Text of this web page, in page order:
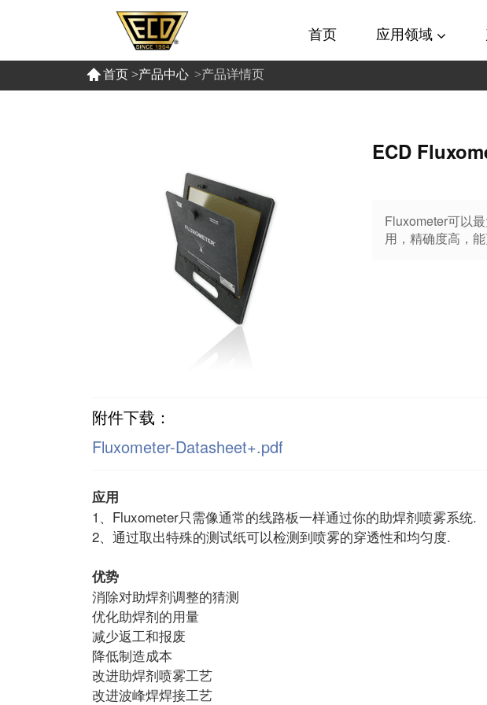
首页 应用领域
首页 >产品中心 >产品详情页
ECD
Fluxometer可以
用，精确度高，
附件下载：
Fluxometer-Datasheet+.pdf
应用
1、Fluxometer只需像通常的线路板一样通过你的助焊剂喷雾系统.
2、通过取出特殊的测试纸可以检测到喷雾的穿透性和均匀度.
优势
消除对助焊剂调整的猜测
优化助焊剂的用量
减少返工和报废
降低制造成本
改进助焊剂喷雾工艺
改进波峰焊焊接工艺